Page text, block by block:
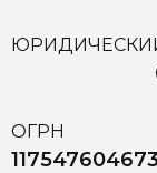
ОГРН